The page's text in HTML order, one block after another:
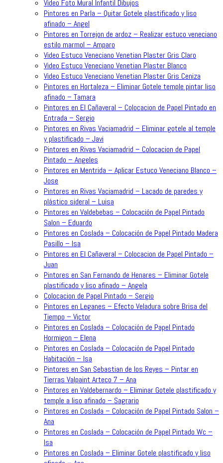
Video Foto Mural Infantil Dibujos
Pintores en Parla – Quitar Gotele plastificado y liso
afinado – Angel
Pintores en Torrejon de ardoz – Realizar estuco veneciano
estilo marmol – Amparo
Video Estuco Veneciano Venetian Plaster Gris Claro
Video Estuco Veneciano Venetian Plaster Blanco
Video Estuco Veneciano Venetian Plaster Gris Ceniza
Pintores en Hortaleza – Eliminar Gotele temple pintar liso
afinado – Tamara
Pintores en El Cañaveral – Colocacion de Papel Pintado en
Entrada – Sergio
Pintores en Rivas Vaciamadrid – Eliminar gotele al temple
y plastificado – Javi
Pintores en Rivas Vaciamadrid – Colocacion de Papel
Pintado – Angeles
Pintores en Mentrida – Aplicar Estuco Veneciano Blanco –
Jose
Pintores en Rivas Vaciamadrid – Lacado de paredes y
plástico sideral – Luisa
Pintores en Valdebebas – Colocación de Papel Pintado
Salon – Eduardo
Pintores en Coslada – Colocación de Papel Pintado Madera
Pasillo – Isa
Pintores en El Cañaveral – Colocacion de Papel Pintado –
Juan
Pintores en San Fernando de Henares – Eliminar Gotele
plastificado y liso afinado – Angela
Colocacion de Papel Pintado – Sergio
Pintores en Leganes – Efecto Veladura sobre Brisa del
Tiempo – Victor
Pintores en Coslada – Colocación de Papel Pintado
Hormigon – Elena
Pintores en Coslada – Colocación de Papel Pintado
Habitación – Isa
Pintores en San Sebastian de los Reyes – Pintar en
Tierras Valpaint Arteco 7 – Ana
Pintores en Valdebernardo – Eliminar Gotele plastificado y
temple a liso afinado – Sagrario
Pintores en Coslada – Colocación de Papel Pintado Salon –
Ana
Pintores en Coslada – Colocación de Papel Pintado Wc –
Isa
Pintores en Coslada – Eliminar Gotele plastificado y liso